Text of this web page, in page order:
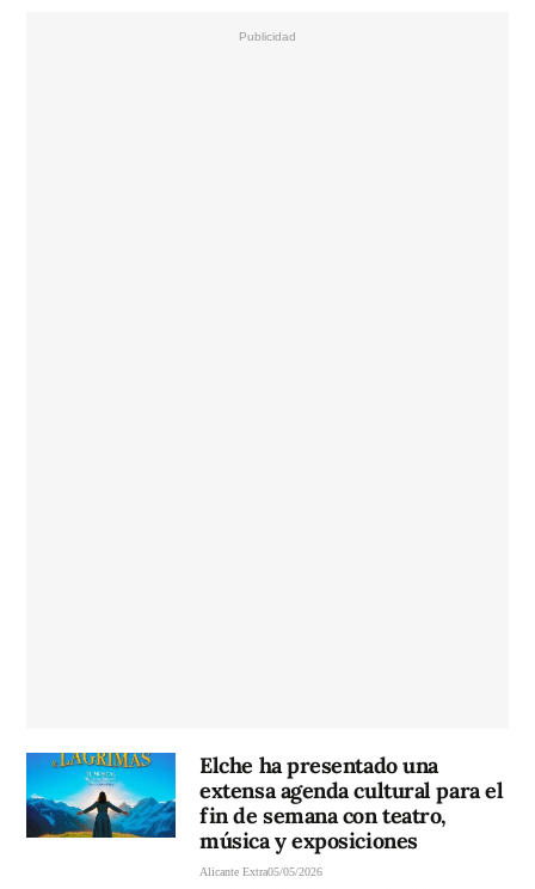
Elche ha presentado una
extensa agenda cultural para el
fin de semana con teatro,
música y exposiciones
Alicante Extra05/05/2026